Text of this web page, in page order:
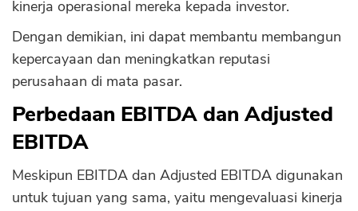
kinerja operasional mereka kepada investor.
Dengan demikian, ini dapat membantu membangun
kepercayaan dan meningkatkan reputasi
perusahaan di mata pasar.
Perbedaan EBITDA dan Adjusted
EBITDA
Meskipun EBITDA dan Adjusted EBITDA digunakan
untuk tujuan yang sama, yaitu mengevaluasi kinerja